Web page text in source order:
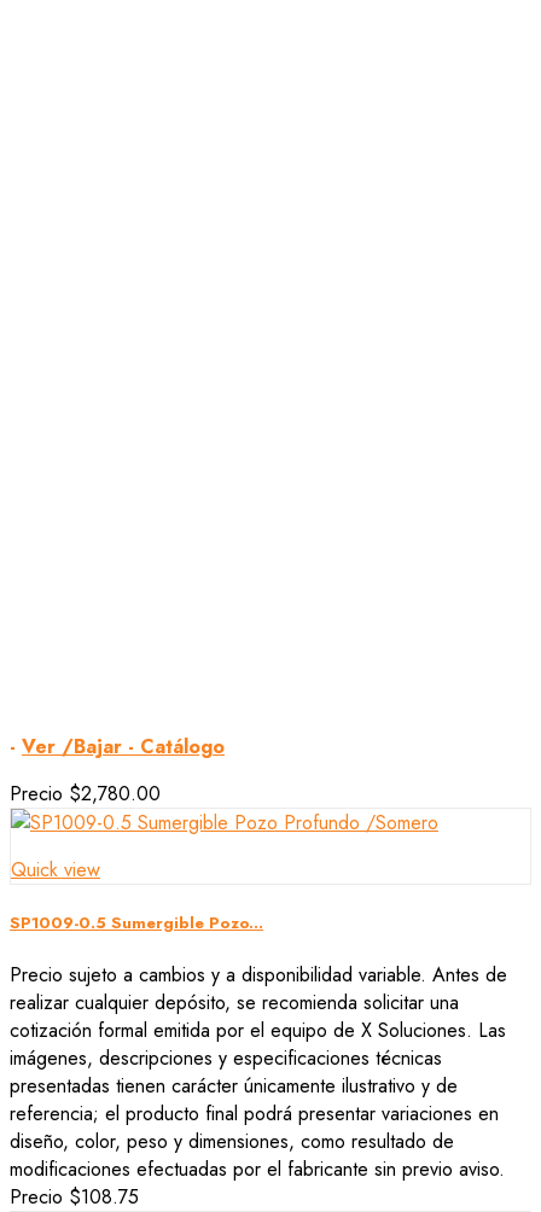
- Ver /Bajar - Catálogo
Precio $2,780.00
Quick view
SP1009-0.5 Sumergible Pozo...
Precio sujeto a cambios y a disponibilidad variable. Antes de
realizar cualquier depósito, se recomienda solicitar una
cotización formal emitida por el equipo de X Soluciones. Las
imágenes, descripciones y especificaciones técnicas
presentadas tienen carácter únicamente ilustrativo y de
referencia; el producto final podrá presentar variaciones en
diseño, color, peso y dimensiones, como resultado de
modificaciones efectuadas por el fabricante sin previo aviso.
Precio $108.75